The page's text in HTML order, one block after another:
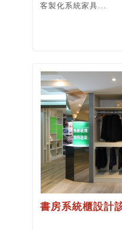
客製化系統家具...
書房系統櫃設計